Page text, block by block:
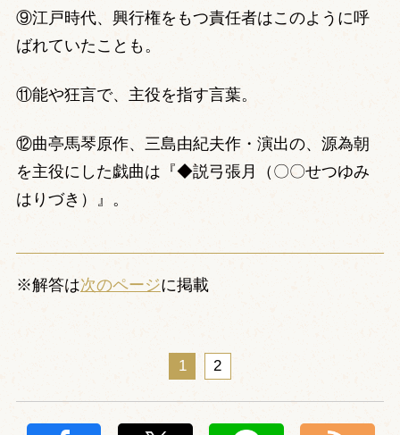
⑨江戸時代、興行権をもつ責任者はこのように呼
ばれていたことも。
⑪能や狂言で、主役を指す言葉。
⑫曲亭馬琴原作、三島由紀夫作・演出の、源為朝
を主役にした戯曲は『◆説弓張月（〇〇せつゆみ
はりづき）』。
※解答は次のページに掲載
1 2